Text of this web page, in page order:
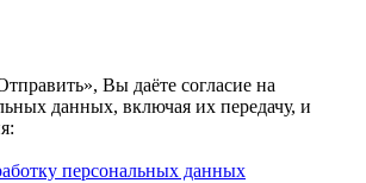
Вы даёте согласие на
данных, включая их передачу, и
персональных данных